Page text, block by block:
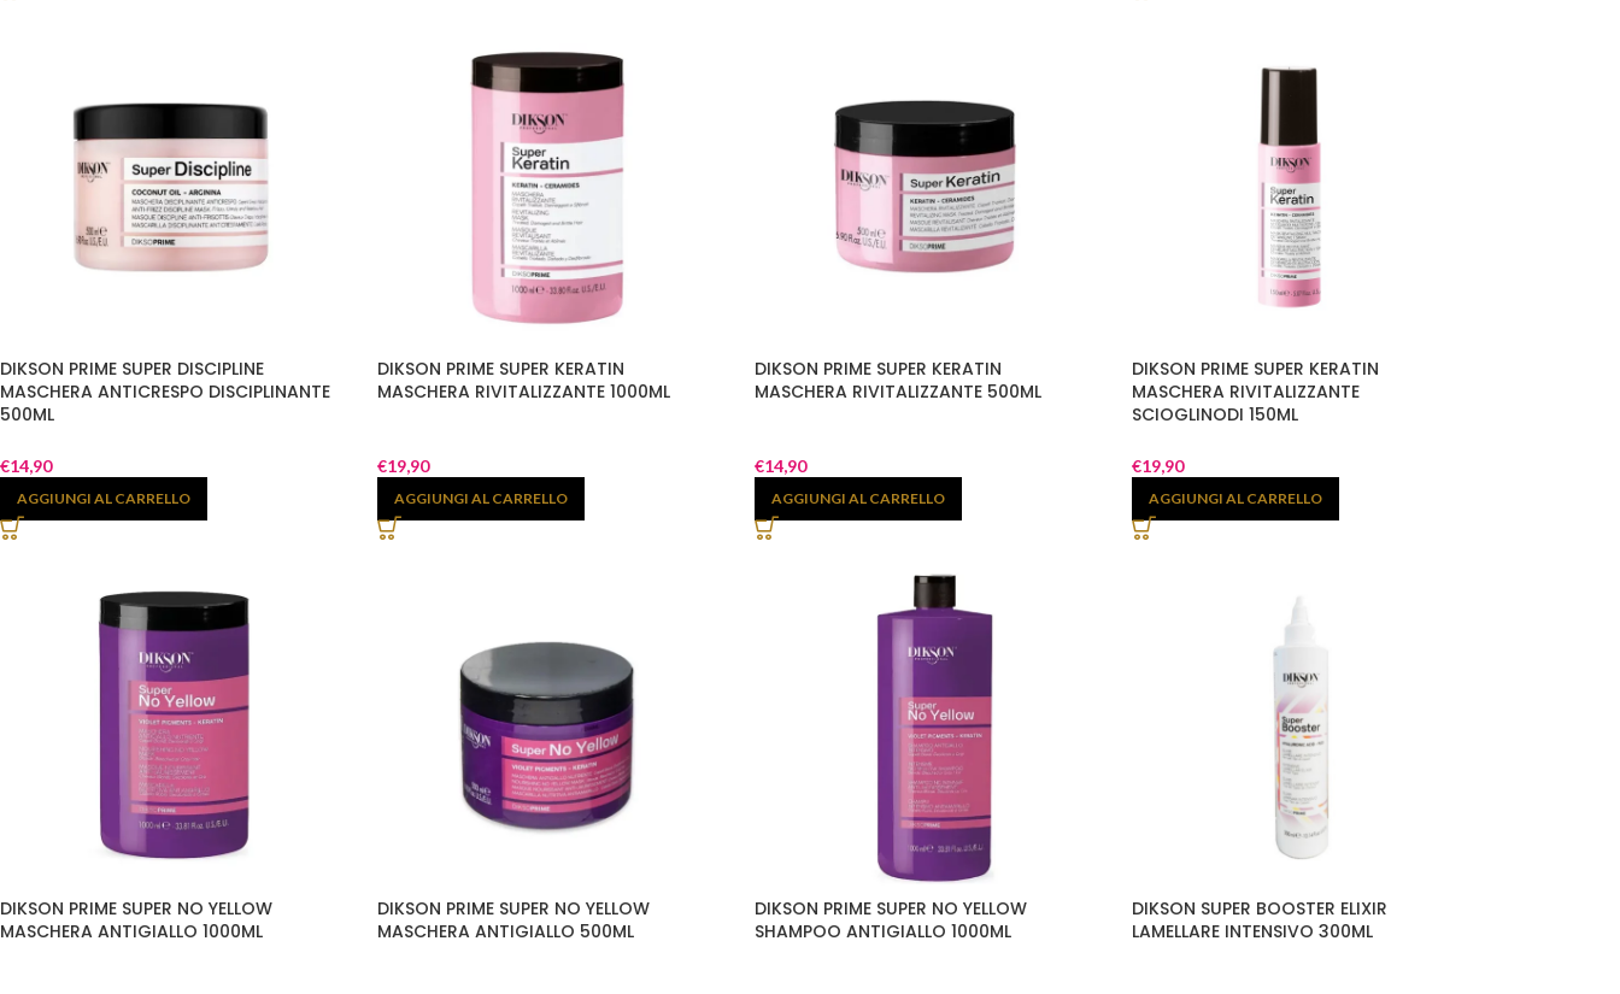
DIKSON PRIME SUPER DISCIPLINE
MASCHERA ANTICRESPO DISCIPLINANTE
500ML
€14,90
AGGIUNGI AL CARRELLO
DIKSON PRIME SUPER KERATIN
MASCHERA RIVITALIZZANTE 1000ML
€19,90
AGGIUNGI AL CARRELLO
DIKSON PRIME SUPER KERATIN
MASCHERA RIVITALIZZANTE 500ML
€14,90
AGGIUNGI AL CARRELLO
DIKSON PRIME SUPER KERATIN
MASCHERA RIVITALIZZANTE
SCIOGLINODI 150ML
€19,90
AGGIUNGI AL CARRELLO
DIKSON PRIME SUPER NO YELLOW
MASCHERA ANTIGIALLO 1000ML
DIKSON PRIME SUPER NO YELLOW
MASCHERA ANTIGIALLO 500ML
DIKSON PRIME SUPER NO YELLOW
SHAMPOO ANTIGIALLO 1000ML
DIKSON SUPER BOOSTER ELIXIR
LAMELLARE INTENSIVO 300ML